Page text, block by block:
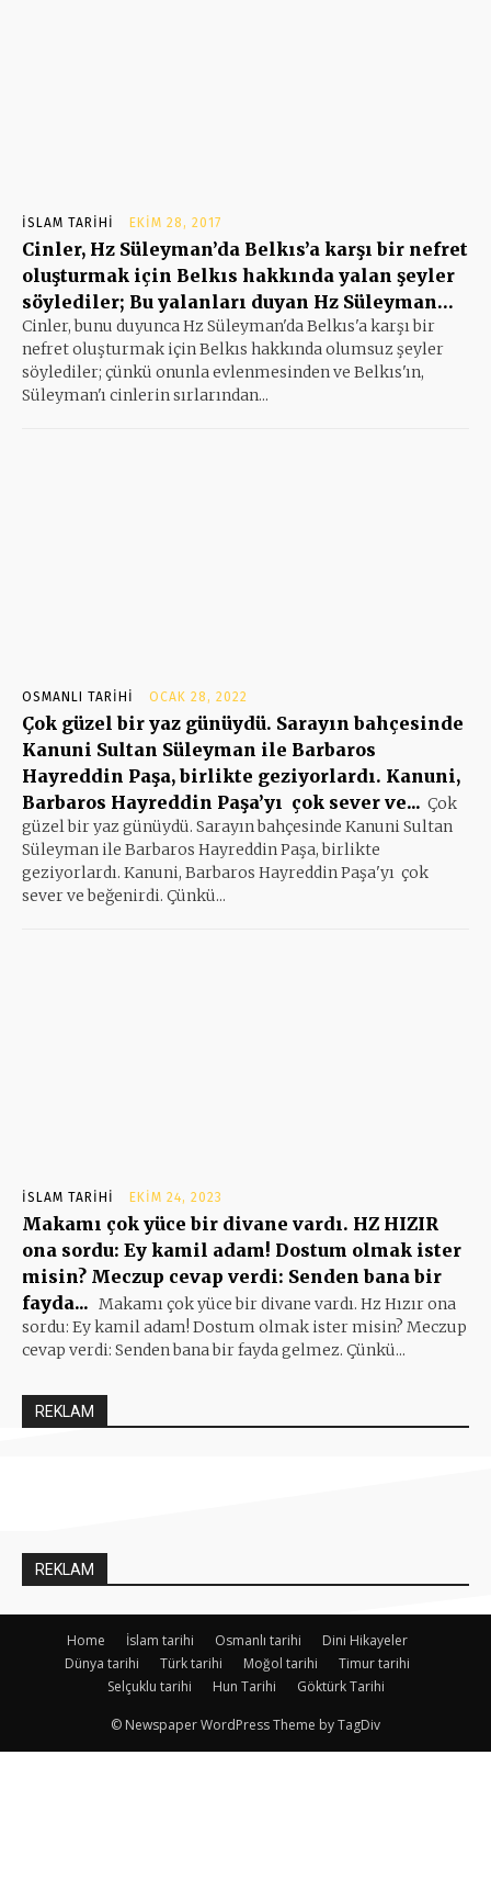
İSLAM TARIHI EKIM 28, 2017
Cinler, Hz Süleyman’da Belkıs’a karşı bir nefret
oluşturmak için Belkıs hakkında yalan şeyler
söylediler; Bu yalanları duyan Hz Süleyman…
Cinler, bunu duyunca Hz Süleyman'da Belkıs'a karşı bir
nefret oluşturmak için Belkıs hakkında olumsuz şeyler
söylediler; çünkü onunla evlenmesinden ve Belkıs'ın,
Süleyman'ı cinlerin sırlarından...
OSMANLI TARIHI OCAK 28, 2022
Çok güzel bir yaz günüydü. Sarayın bahçesinde
Kanuni Sultan Süleyman ile Barbaros
Hayreddin Paşa, birlikte geziyorlardı. Kanuni,
Barbaros Hayreddin Paşa’yı çok sever ve... Çok
güzel bir yaz günüydü. Sarayın bahçesinde Kanuni Sultan
Süleyman ile Barbaros Hayreddin Paşa, birlikte
geziyorlardı. Kanuni, Barbaros Hayreddin Paşa'yı çok
sever ve beğenirdi. Çünkü...
İSLAM TARIHI EKIM 24, 2023
Makamı çok yüce bir divane vardı. HZ HIZIR
ona sordu: Ey kamil adam! Dostum olmak ister
misin? Meczup cevap verdi: Senden bana bir
fayda... Makamı çok yüce bir divane vardı. Hz Hızır ona
sordu: Ey kamil adam! Dostum olmak ister misin? Meczup
cevap verdi: Senden bana bir fayda gelmez. Çünkü...
REKLAM
REKLAM
Home İslam tarihi Osmanlı tarihi
Dini Hikayeler
Dünya tarihi
Türk tarihi Moğol tarihi
Timur tarihi
Selçuklu tarihi
Hun Tarihi Göktürk Tarihi
© Newspaper WordPress Theme by TagDiv